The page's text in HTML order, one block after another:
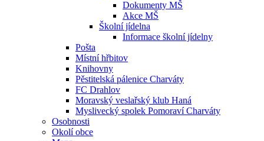
Dokumenty MŠ
Akce MŠ
Školní jídelna
Informace školní jídelny
Pošta
Místní hřbitov
Knihovny
Pěstitelská pálenice Charváty
FC Drahlov
Moravský veslařský klub Haná
Myslivecký spolek Pomoraví Charváty
Osobnosti
Okolí obce